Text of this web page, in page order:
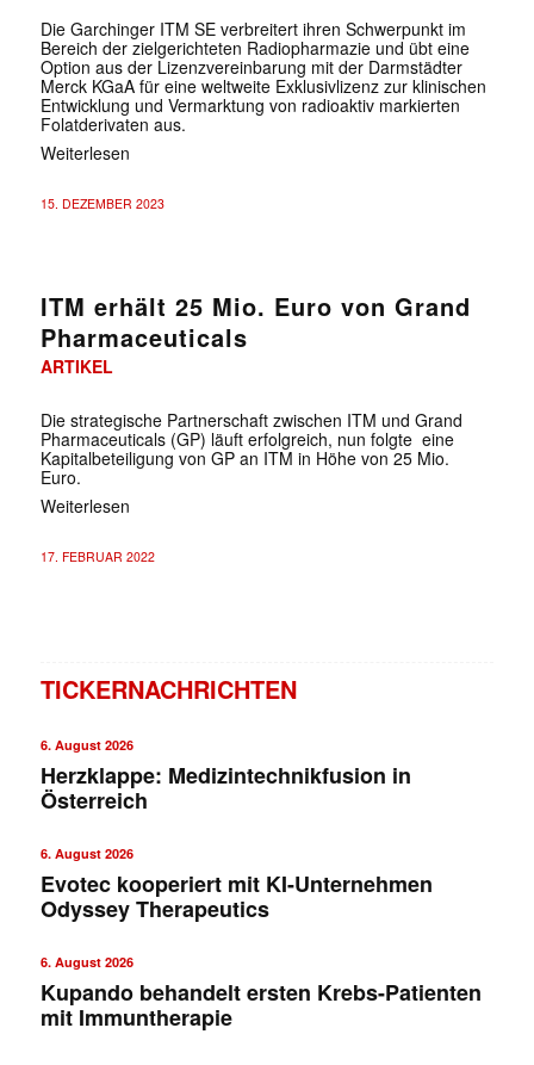
Die Garchinger ITM SE verbreitert ihren Schwerpunkt im
Bereich der zielgerichteten Radiopharmazie und übt eine
Option aus der Lizenzvereinbarung mit der Darmstädter
Merck KGaA für eine weltweite Exklusivlizenz zur klinischen
Entwicklung und Vermarktung von radioaktiv markierten
Folatderivaten aus.
Weiterlesen
15. DEZEMBER 2023
ITM erhält 25 Mio. Euro von Grand
Pharmaceuticals
ARTIKEL
Die strategische Partnerschaft zwischen ITM und Grand
Pharmaceuticals (GP) läuft erfolgreich, nun folgte eine
Kapitalbeteiligung von GP an ITM in Höhe von 25 Mio.
Euro.
Weiterlesen
17. FEBRUAR 2022
TICKERNACHRICHTEN
6. August 2026
Herzklappe: Medizintechnikfusion in
Österreich
6. August 2026
Evotec kooperiert mit KI-Unternehmen
Odyssey Therapeutics
6. August 2026
Kupando behandelt ersten Krebs-Patienten
mit Immuntherapie